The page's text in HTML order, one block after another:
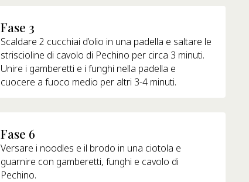
Fase 3
Scaldare 2 cucchiai d’olio in una padella e saltare le
striscioline di cavolo di Pechino per circa 3 minuti.
Unire i gamberetti e i funghi nella padella e
cuocere a fuoco medio per altri 3-4 minuti.
Fase 6
Versare i noodles e il brodo in una ciotola e
guarnire con gamberetti, funghi e cavolo di
Pechino.